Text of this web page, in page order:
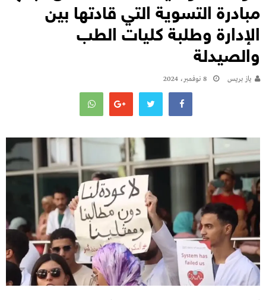
مبادرة التسوية التي قادتها بين
الإدارة وطلبة كليات الطب
والصيدلة
يـاز بريـس 8 نوفمبر، 2024